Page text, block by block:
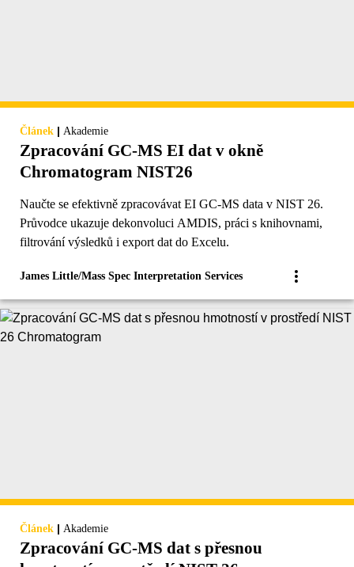
Článek | Akademie
Zpracování GC-MS EI dat v okně
Chromatogram NIST26
Naučte se efektivně zpracovávat EI GC-MS data v NIST 26.
Průvodce ukazuje dekonvoluci AMDIS, práci s knihovnami,
filtrování výsledků i export dat do Excelu.
James Little/Mass Spec Interpretation Services
Článek | Akademie
Zpracování GC-MS dat s přesnou